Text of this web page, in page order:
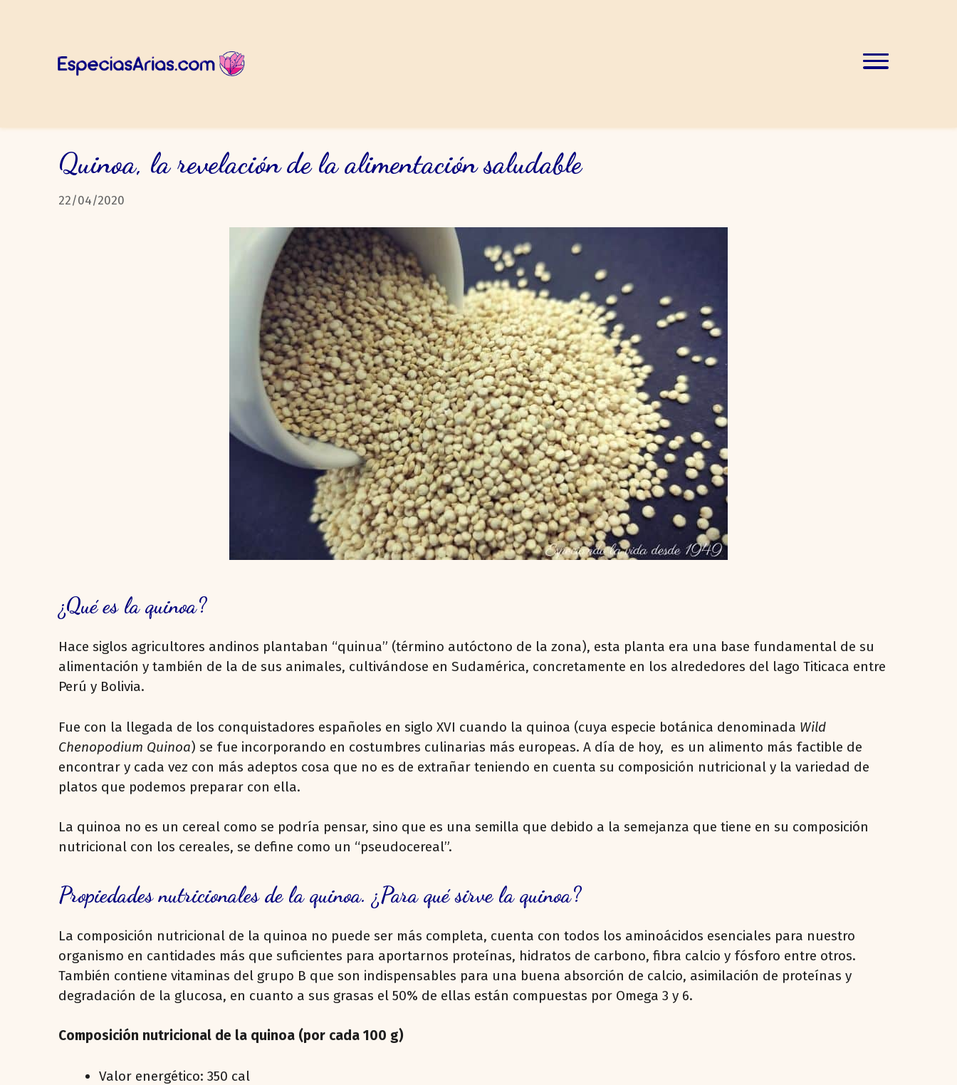
Quinoa, la revelación de la alimentación saludable
22/04/2020
¿Qué es la quinoa?
Hace siglos agricultores andinos plantaban “quinua” (término autóctono de la zona), esta planta era una base fundamental de su
alimentación y también de la de sus animales, cultivándose en Sudamérica, concretamente en los alrededores del lago Titicaca entre
Perú y Bolivia.
Fue con la llegada de los conquistadores españoles en siglo XVI cuando la quinoa (cuya especie botánica denominada Wild
Chenopodium Quinoa) se fue incorporando en costumbres culinarias más europeas. A día de hoy, es un alimento más factible de
encontrar y cada vez con más adeptos cosa que no es de extrañar teniendo en cuenta su composición nutricional y la variedad de
platos que podemos preparar con ella.
La quinoa no es un cereal como se podría pensar, sino que es una semilla que debido a la semejanza que tiene en su composición
nutricional con los cereales, se define como un “pseudocereal”.
Propiedades nutricionales de la quinoa. ¿Para qué sirve la quinoa?
La composición nutricional de la quinoa no puede ser más completa, cuenta con todos los aminoácidos esenciales para nuestro
organismo en cantidades más que suficientes para aportarnos proteínas, hidratos de carbono, fibra calcio y fósforo entre otros.
También contiene vitaminas del grupo B que son indispensables para una buena absorción de calcio, asimilación de proteínas y
degradación de la glucosa, en cuanto a sus grasas el 50% de ellas están compuestas por Omega 3 y 6.
Composición nutricional de la quinoa (por cada 100 g)
Valor energético: 350 cal